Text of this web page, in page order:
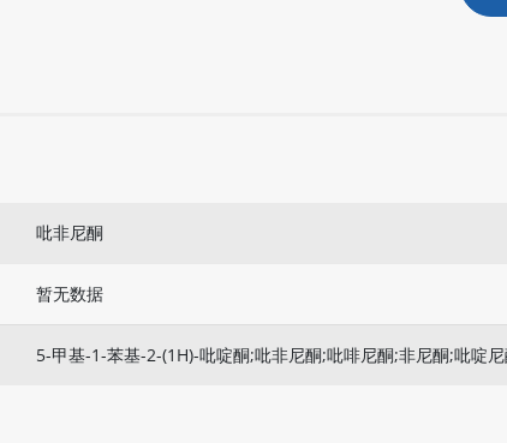
吡非尼酮
暂无数据
5-甲基-1-苯基-2-(1H)-吡啶酮;吡非尼酮;吡啡尼酮;非尼酮;吡啶